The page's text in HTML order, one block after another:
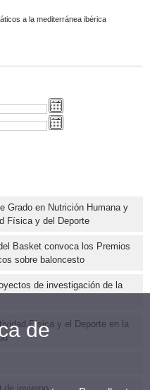
a la mediterránea ibérica
Grado en Nutrición Humana y
Física y del Deporte
Basket convoca los Premios
sobre baloncesto
de investigación de la
Física y el Deporte en la
de